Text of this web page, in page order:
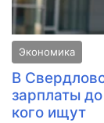
Экономика
В
зарплаты
кого ищут